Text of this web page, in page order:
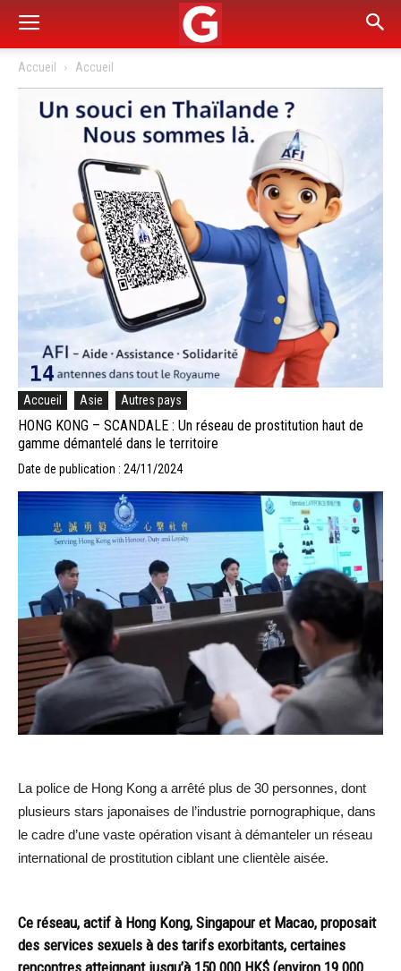
Accueil Accueil
Accueil Asie Autres pays
HONG KONG – SCANDALE : Un réseau de prostitution haut de
gamme démantelé dans le territoire
Date de publication : 24/11/2024
La police de Hong Kong a arrêté plus de 30 personnes, dont
plusieurs stars japonaises de l’industrie pornographique, dans
le cadre d’une vaste opération visant à démanteler un réseau
international de prostitution ciblant une clientèle aisée.
Ce réseau, actif à Hong Kong, Singapour et Macao, proposait
des services sexuels à des tarifs exorbitants, certaines
rencontres atteignant jusqu’à 150 000 HK$ (environ 19 000